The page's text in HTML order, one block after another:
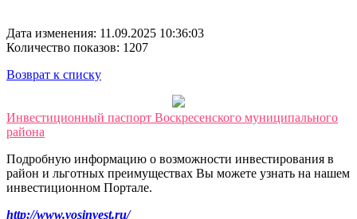
Дата изменения: 11.09.2025 10:36:03
Количество показов: 1207
Возврат к списку
Инвестиционный паспорт Воскресенского муниципального
района
Подробную информацию о возможности инвестирования в
район и льготных преимуществах Вы можете узнать на нашем
инвестиционном Портале.
http://www.vosinvest.ru/